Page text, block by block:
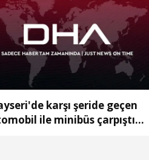
karşı şeride geçen
ile minibüs çarpıştı: